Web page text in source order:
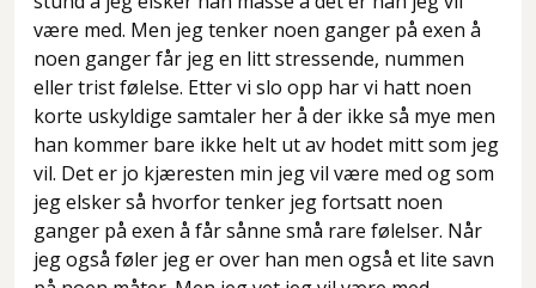
være med. Men jeg tenker noen ganger på exen å
noen ganger får jeg en litt stressende, nummen
eller trist følelse. Etter vi slo opp har vi hatt noen
korte uskyldige samtaler her å der ikke så mye men
han kommer bare ikke helt ut av hodet mitt som jeg
vil. Det er jo kjæresten min jeg vil være med og som
jeg elsker så hvorfor tenker jeg fortsatt noen
ganger på exen å får sånne små rare følelser. Når
jeg også føler jeg er over han men også et lite savn